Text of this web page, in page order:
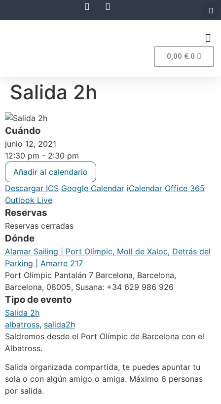
0,00 € 0
Salida 2h
Cuándo
junio 12, 2021
12:30 pm - 2:30 pm
Añadir al calendario
Descargar ICS Google Calendar iCalendar Office 365
Outlook Live
Reservas
Reservas cerradas
Dónde
Alamar Sailing | Port Olímpic, Moll de Xaloc, Detrás del
Parking | Amarre 217
Port Olímpic Pantalán 7 Barcelona, Barcelona,
Barcelona, 08005, Susana: +34 629 986 926
Tipo de evento
Salida 2h
albatross, salida2h
Saldremos desde el Port Olímpic de Barcelona con el
Albatross.
Salida organizada compartida, te puedes apuntar tu
sola o con algún amigo o amiga. Máximo 6 personas
por salida.